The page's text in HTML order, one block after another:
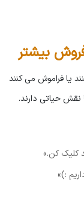
بیشتر
یا فراموش می کنند
نقش حیاتی دارند.
کلیک کن.»